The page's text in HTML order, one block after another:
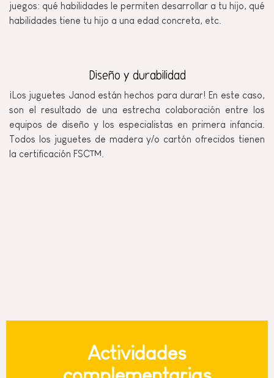
juegos: qué habilidades le permiten desarrollar a tu hijo, qué
habilidades tiene tu hijo a una edad concreta, etc.
Diseño y durabilidad
¡Los juguetes Janod están hechos para durar! En este caso,
son el resultado de una estrecha colaboración entre los
equipos de diseño y los especialistas en primera infancia.
Todos los juguetes de madera y/o cartón ofrecidos tienen
la certificación FSC™.
Actividades